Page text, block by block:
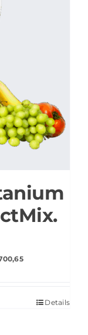
Details